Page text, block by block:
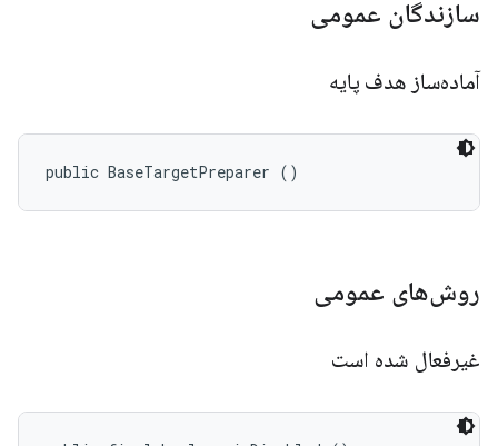
سازندگان عمومی
آماده‌ساز هدف پایه
public BaseTargetPreparer ()
روش‌های عمومی
غیرفعال شده است